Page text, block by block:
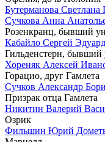
Бутерманова Светлана
Сучкова Анна
Розенкранц, бывший
Кабайло Сергей
Гильденстерн, бывший
Хореняк Алексей
Горацио, друг Гамлета
Сучков Александр
Призрак отца Гамлета
Никитин Валерий
Озрик
Фильшин Юрий